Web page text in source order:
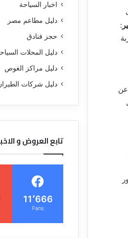
:
عن
اخبار السياحة
دليل مطاعم مصر
حجز فنادق
دليل المحلات
دليل مراكز الغوص
دليل شركات
تابع العروض و
11٬666
Fans